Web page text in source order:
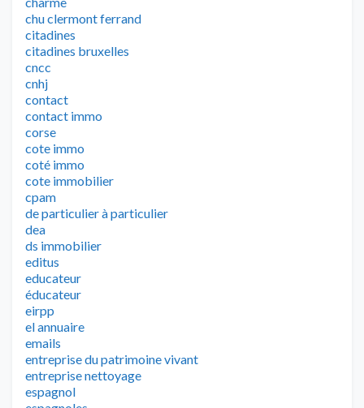
chu clermont ferrand
citadines
citadines bruxelles
cncc
cnhj
contact
contact immo
corse
cote immo
coté immo
cote immobilier
cpam
de particulier à particulier
dea
ds immobilier
editus
educateur
éducateur
eirpp
el annuaire
emails
entreprise du patrimoine vivant
entreprise nettoyage
espagnol